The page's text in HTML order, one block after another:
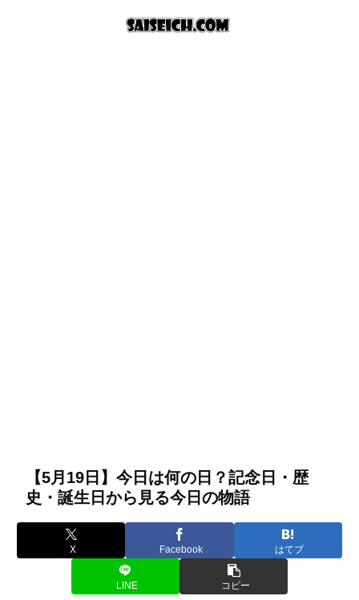
【5月19日】今日は何の日？記念日・歴
史・誕生日から見る今日の物語
X Facebook はてブ
LINE コピー